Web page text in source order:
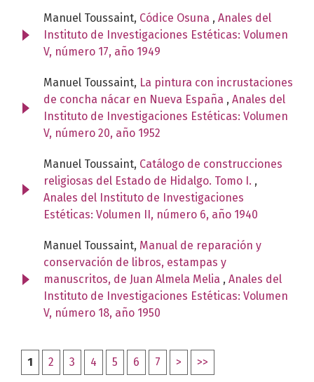
Manuel Toussaint, Códice Osuna , Anales del
Instituto de Investigaciones Estéticas: Volumen
V, número 17, año 1949
Manuel Toussaint, La pintura con incrustaciones
de concha nácar en Nueva España , Anales del
Instituto de Investigaciones Estéticas: Volumen
V, número 20, año 1952
Manuel Toussaint, Catálogo de construcciones
religiosas del Estado de Hidalgo. Tomo I. ,
Anales del Instituto de Investigaciones
Estéticas: Volumen II, número 6, año 1940
Manuel Toussaint, Manual de reparación y
conservación de libros, estampas y
manuscritos, de Juan Almela Melia , Anales del
Instituto de Investigaciones Estéticas: Volumen
V, número 18, año 1950
1 2 3 4 5 6 7 > >>